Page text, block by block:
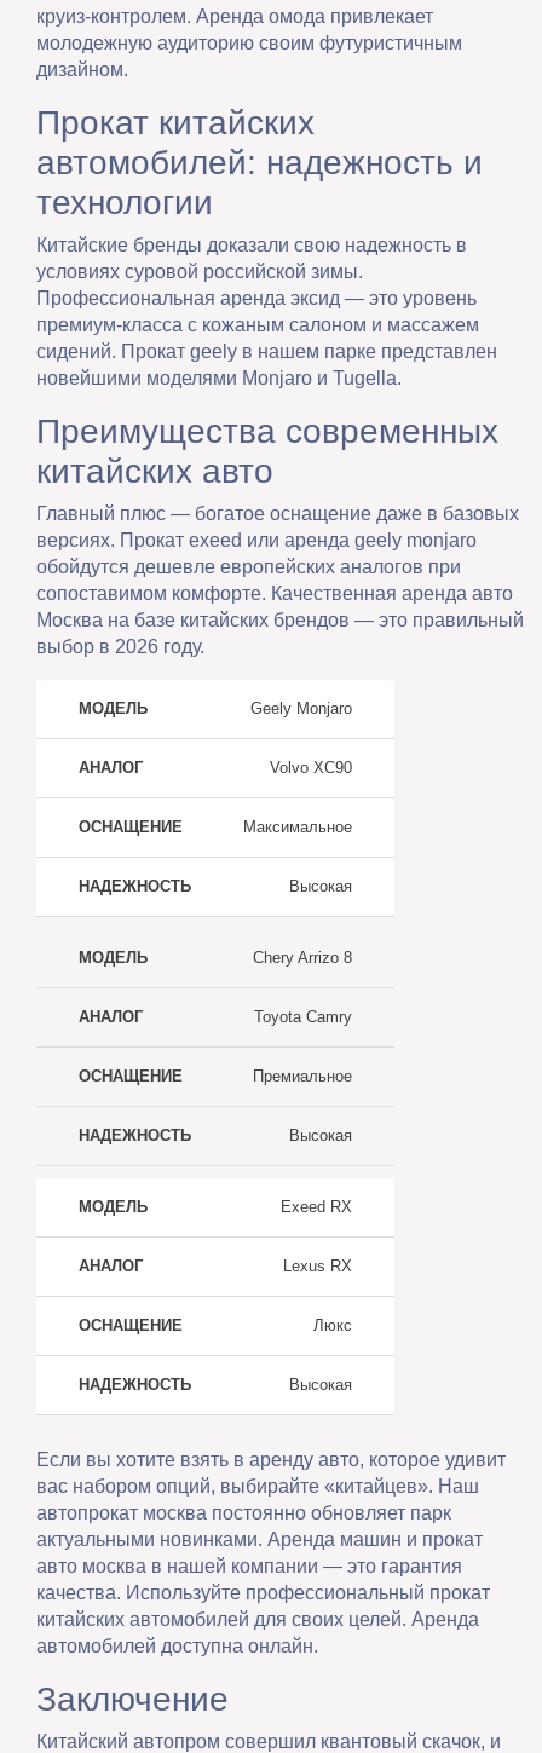
круиз-контролем. Аренда омода привлекает
молодежную аудиторию своим футуристичным
дизайном.
Прокат китайских
автомобилей: надежность и
технологии
Китайские бренды доказали свою надежность в
условиях суровой российской зимы.
Профессиональная аренда эксид — это уровень
премиум-класса с кожаным салоном и массажем
сидений. Прокат geely в нашем парке представлен
новейшими моделями Monjaro и Tugella.
Преимущества современных
китайских авто
Главный плюс — богатое оснащение даже в базовых
версиях. Прокат exeed или аренда geely monjaro
обойдутся дешевле европейских аналогов при
сопоставимом комфорте. Качественная аренда авто
Москва на базе китайских брендов — это правильный
выбор в 2026 году.
Модель Аналог
Geely Monjaro
Volvo XC90
Максимальное
Высокая
Chery Arrizo 8
Toyota Camry
Премиальное
Высокая
Exeed RX
Lexus RX
Люкс
Высокая
Если вы хотите взять в аренду авто, которое удивит
вас набором опций, выбирайте «китайцев». Наш
автопрокат москва постоянно обновляет парк
актуальными новинками. Аренда машин и прокат
авто москва в нашей компании — это гарантия
качества. Используйте профессиональный прокат
китайских автомобилей для своих целей. Аренда
автомобилей доступна онлайн.
Заключение
Китайский автопром совершил квантовый скачок, и